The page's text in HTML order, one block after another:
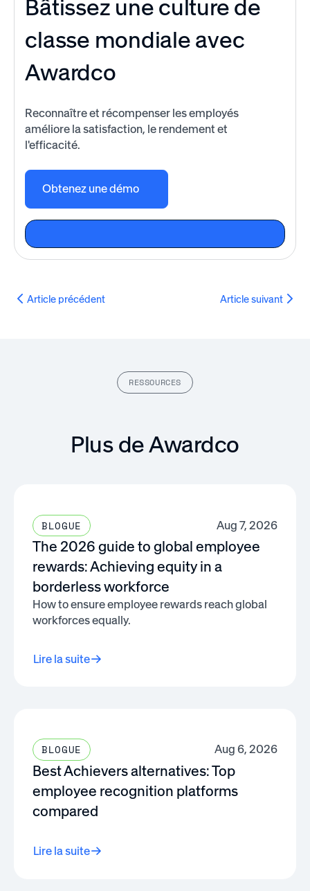
Bâtissez une culture de
classe mondiale avec
Awardco
Reconnaître et récompenser les employés
améliore la satisfaction, le rendement et
l'efficacité.
Obtenez une démo
Article précédent Article suivant
RESSOURCES
Plus de Awardco
BLOGUE Aug 7, 2026
The 2026 guide to global employee
rewards: Achieving equity in a
borderless workforce
How to ensure employee rewards reach global
workforces equally.
Lire la suite
BLOGUE Aug 6, 2026
Best Achievers alternatives: Top
employee recognition platforms
compared
Lire la suite